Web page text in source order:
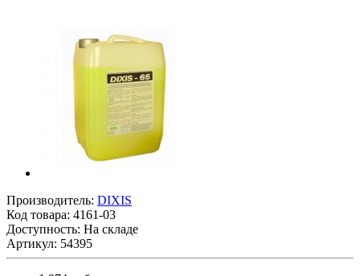
Производитель: DIXIS
Код товара: 4161-03
Доступность: На складе
Артикул: 54395